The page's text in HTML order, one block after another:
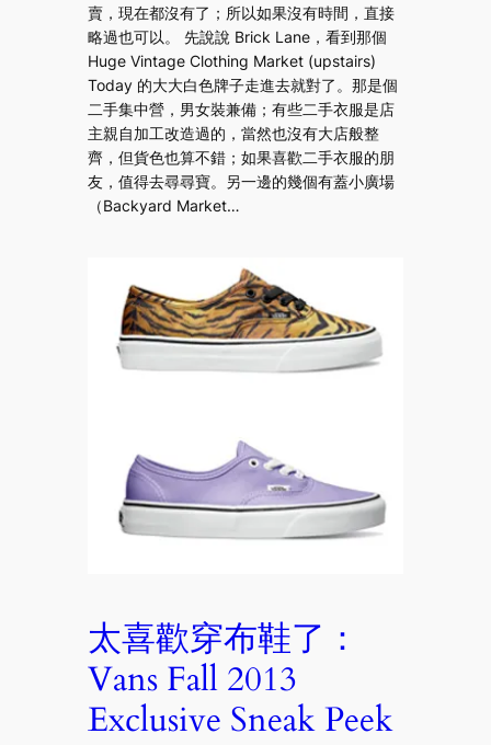
賣，現在都沒有了；所以如果沒有時間，直接
略過也可以。 先說說 Brick Lane，看到那個
Huge Vintage Clothing Market (upstairs)
Today 的大大白色牌子走進去就對了。那是個
二手集中營，男女裝兼備；有些二手衣服是店
主親自加工改造過的，當然也沒有大店般整
齊，但貨色也算不錯；如果喜歡二手衣服的朋
友，值得去尋尋寶。另一邊的幾個有蓋小廣場
（Backyard Market…
太喜歡穿布鞋了：
Vans Fall 2013
Exclusive Sneak Peek